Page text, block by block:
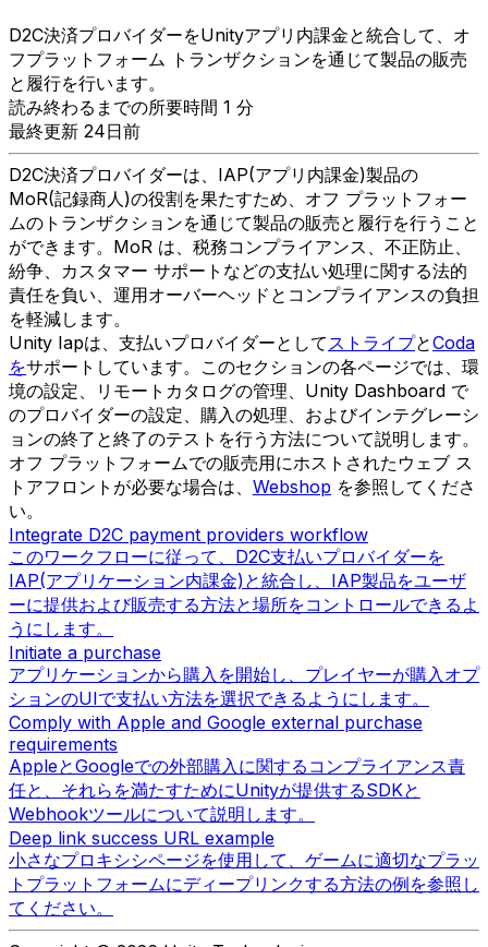
D2C決済プロバイダーをUnityアプリ内課金と統合して、オ
フプラットフォーム トランザクションを通じて製品の販売
と履行を行います。
読み終わるまでの所要時間 1 分
最終更新 24日前
D2C決済プロバイダーは、IAP(アプリ内課金)製品の
MoR(記録商人)の役割を果たすため、オフ プラットフォー
ムのトランザクションを通じて製品の販売と履行を行うこと
ができます。MoR は、税務コンプライアンス、不正防止、
紛争、カスタマー サポートなどの支払い処理に関する法的
責任を負い、運用オーバーヘッドとコンプライアンスの負担
を軽減します。
Unity Iapは、支払いプロバイダーとして ストライプとCoda
をサポートしています。このセクションの各ページでは、環
境の設定、リモートカタログの管理、Unity Dashboard で
のプロバイダーの設定、購入の処理、およびインテグレーシ
ョンの終了と終了のテストを行う方法について説明します。
オフ プラットフォームでの販売用にホストされたウェブ ス
トアフロントが必要な場合は、 Webshop を参照してくださ
い。
Integrate D2C payment providers workflow
このワークフローに従って、D2C支払いプロバイダーを
IAP(アプリケーション内課金)と統合し、IAP製品をユーザ
ーに提供および販売する方法と場所をコントロールできるよ
うにします。
Initiate a purchase
アプリケーションから購入を開始し、プレイヤーが購入オプ
ションのUIで支払い方法を選択できるようにします。
Comply with Apple and Google external purchase
requirements
AppleとGoogleでの外部購入に関するコンプライアンス責
任と、それらを満たすためにUnityが提供するSDKと
Webhookツールについて説明します。
Deep link success URL example
小さなプロキシシページを使用して、ゲームに適切なプラッ
トプラットフォームにディープリンクする方法の例を参照し
てください。